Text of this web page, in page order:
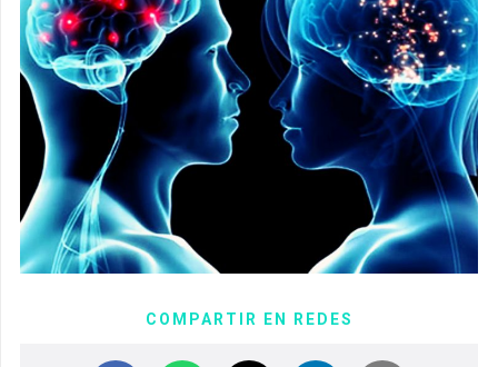
COMPARTIR EN REDES